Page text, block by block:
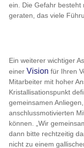
ein. Die Gefahr besteht
geraten, das viele
Ein weiterer wichtiger
einer Vision für Ihren
Mitarbeiter mit hoher
Kristallisationspunkt
gemeinsamen
anschlussmotivierten
können. „Wir
dann bitte rechtzeitig
nicht zu einem